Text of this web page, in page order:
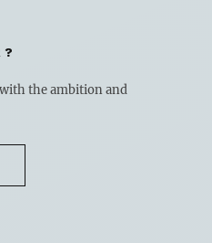
with the ambition and